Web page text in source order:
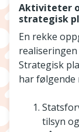
Aktiviteter
strategisk
En rekke
Strategisk
har følgende
tilsyn